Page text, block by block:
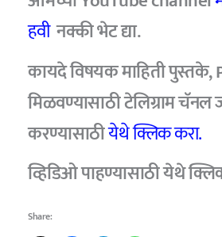
हवी नक्की भेट द्या.
कायदे विषयक माहिती पुस्तके,
मिळवण्यासाठी टेलिग्राम चॅनल
करण्यासाठीयेथे क्लिक करा.
व्हिडिओपाहण्यासाठीयेथे
Share: